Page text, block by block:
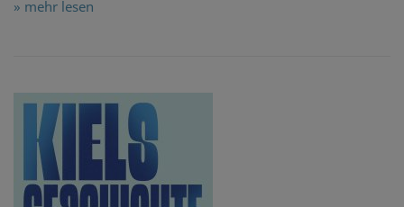
» mehr lesen